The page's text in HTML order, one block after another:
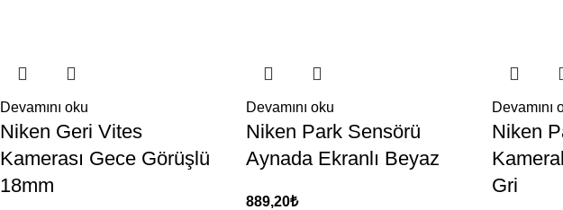
Devamını oku
Niken Geri Vites
Kamerası Gece Görüşlü
18mm
Devamını oku
Niken Park Sensörü
Aynada Ekranlı Beyaz
889,20₺
Devamını
Niken
Gri